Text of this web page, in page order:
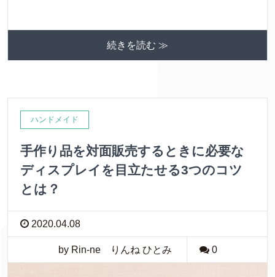
続きを読む ≫
ハンドメイド
手作り品を対面販売するときに必要な
ディスプレイを目立たせる3つのコツ
とは？
2020.04.08
by Rin-ne りんね ひとみ 0